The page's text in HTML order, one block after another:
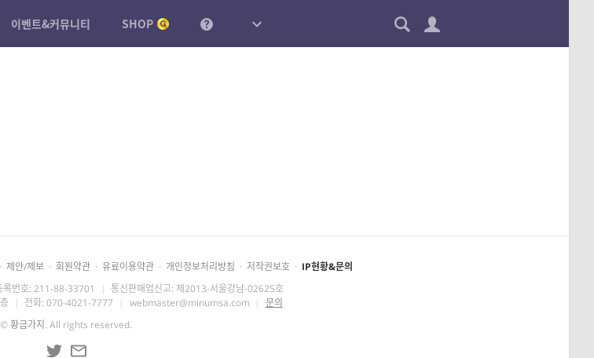
이벤트&커뮤니티 SHOP
· 제안/제보 · 회원약관 · 유료이용약관 · 개인정보처리방침 · 저작권보호 · IP현황&문의
록번호: 211-88-33701 | 통신판매업신고: 제2013-서울강남-02625호
| 전화: 070-4021-7777 | webmaster@minumsa.com | 문의
©황금가지 . All rights reserved.